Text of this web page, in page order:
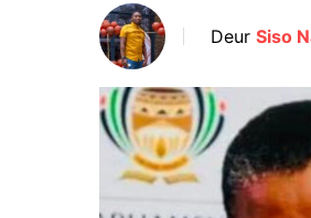
Deur Siso